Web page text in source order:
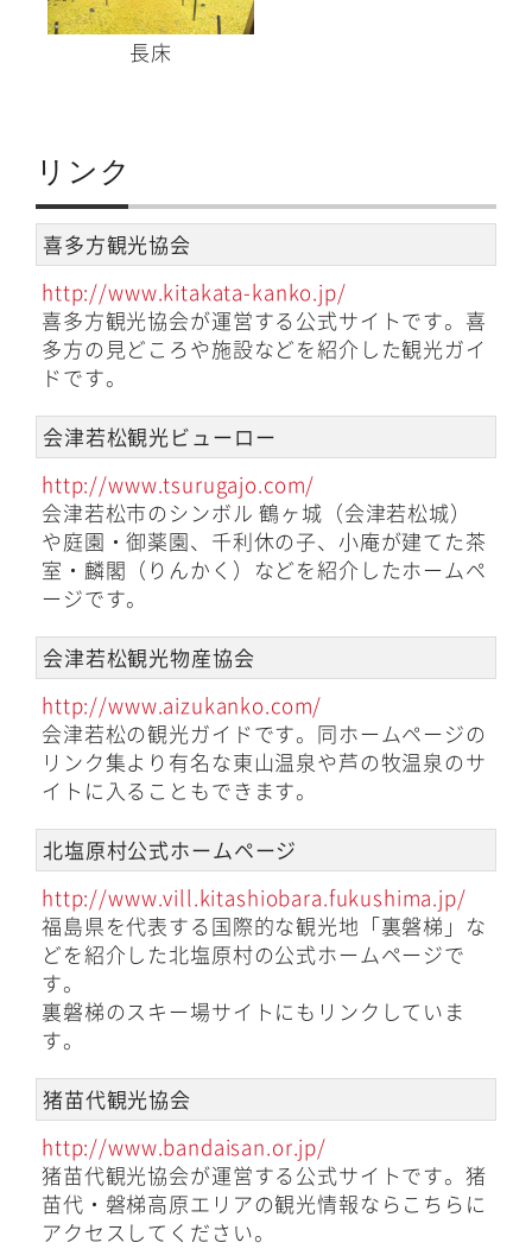
長床
リンク
喜多方観光協会
http://www.kitakata-kanko.jp/
喜多方観光協会が運営する公式サイトです。喜
多方の見どころや施設などを紹介した観光ガイ
ドです。
会津若松観光ビューロー
http://www.tsurugajo.com/
会津若松市のシンボル 鶴ヶ城（会津若松城）
や庭園・御薬園、千利休の子、小庵が建てた茶
室・麟閣（りんかく）などを紹介したホームペ
ージです。
会津若松観光物産協会
http://www.aizukanko.com/
会津若松の観光ガイドです。同ホームページの
リンク集より有名な東山温泉や芦の牧温泉のサ
イトに入ることもできます。
北塩原村公式ホームページ
http://www.vill.kitashiobara.fukushima.jp/
福島県を代表する国際的な観光地「裏磐梯」な
どを紹介した北塩原村の公式ホームページで
す。
裏磐梯のスキー場サイトにもリンクしていま
す。
猪苗代観光協会
http://www.bandaisan.or.jp/
猪苗代観光協会が運営する公式サイトです。猪
苗代・磐梯高原エリアの観光情報ならこちらに
アクセスしてください。